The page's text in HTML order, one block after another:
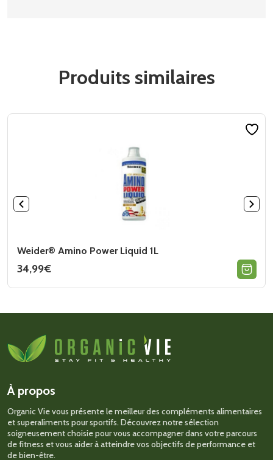
Produits similaires
Weider® Amino Power Liquid 1L
34,99€
produit
options
peuvent
être
la
du
produit
À propos
Organic Vie vous présente le meilleur des compléments alimentaires
et superaliments pour sportifs. Découvrez notre sélection
soigneusement choisie pour vous accompagner dans votre parcours
de fitness et vous aider à atteindre vos objectifs de performance et
de bien-être.